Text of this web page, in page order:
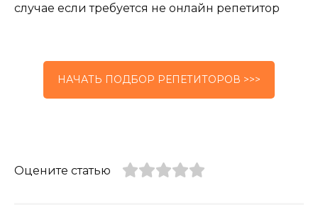
случае если требуется не онлайн репетитор
НАЧАТЬ ПОДБОР РЕПЕТИТОРОВ >>>
Оцените статью